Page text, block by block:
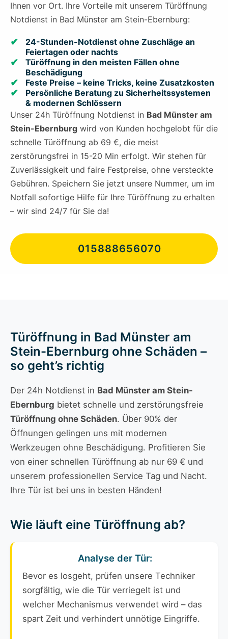
Ihnen vor Ort. Ihre Vorteile mit unserem Türöffnung
Notdienst in Bad Münster am Stein-Ebernburg:
24-Stunden-Notdienst ohne Zuschläge an
Feiertagen oder nachts
Türöffnung in den meisten Fällen ohne
Beschädigung
Feste Preise – keine Tricks, keine Zusatzkosten
Persönliche Beratung zu Sicherheitssystemen
& modernen Schlössern
Unser 24h Türöffnung Notdienst in Bad Münster am
Stein-Ebernburg wird von Kunden hochgelobt für die
schnelle Türöffnung ab 69 €, die meist
zerstörungsfrei in 15-20 Min erfolgt. Wir stehen für
Zuverlässigkeit und faire Festpreise, ohne versteckte
Gebühren. Speichern Sie jetzt unsere Nummer, um im
Notfall sofortige Hilfe für Ihre Türöffnung zu erhalten
– wir sind 24/7 für Sie da!
015888656070
Türöffnung in Bad Münster am
Stein-Ebernburg ohne Schäden –
so geht’s richtig
Der 24h Notdienst in Bad Münster am Stein-
Ebernburg bietet schnelle und zerstörungsfreie
Türöffnung ohne Schäden. Über 90% der
Öffnungen gelingen uns mit modernen
Werkzeugen ohne Beschädigung. Profitieren Sie
von einer schnellen Türöffnung ab nur 69 € und
unserem professionellen Service Tag und Nacht.
Ihre Tür ist bei uns in besten Händen!
Wie läuft eine Türöffnung ab?
Analyse der Tür:
Bevor es losgeht, prüfen unsere Techniker
sorgfältig, wie die Tür verriegelt ist und
welcher Mechanismus verwendet wird – das
spart Zeit und verhindert unnötige Eingriffe.